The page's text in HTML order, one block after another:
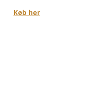
Køb her